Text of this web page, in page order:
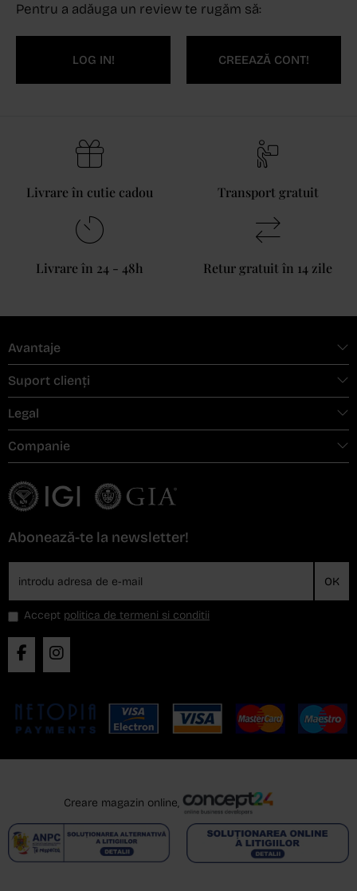
Pentru a adăuga un review te rugăm să:
LOG IN! CREEAZĂ CONT!
Livrare în cutie cadou Transport gratuit
Livrare în 24 - 48h Retur gratuit în 14 zile
Avantaje
Suport clienți
Legal
Companie
Abonează-te la newsletter!
OK
Accept politica de termeni si conditii
Creare magazin online,